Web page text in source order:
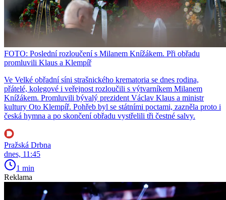
FOTO: Poslední rozloučení s Milanem Knížákem. Při obřadu
promluvili Klaus a Klempíř
Ve Velké obřadní síni strašnického krematoria se dnes rodina,
přátelé, kolegové i veřejnost rozloučili s výtvarníkem Milanem
Knížákem. Promluvili bývalý prezident Václav Klaus a ministr
kultury Oto Klempíř. Pohřeb byl se státními poctami, zazněla proto i
česká hymna a po skončení obřadu vystřelili tři čestné salvy.
Pražská Drbna
dnes, 11:45
1 min
Reklama